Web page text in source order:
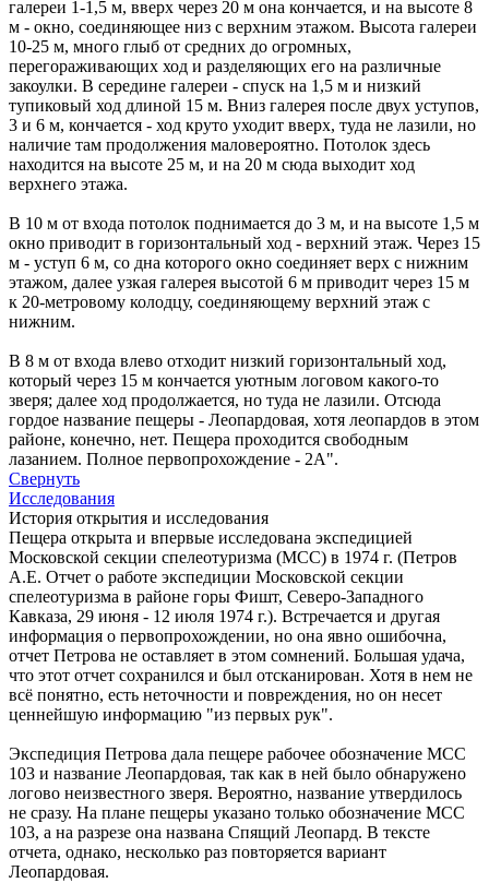
галереи 1-1,5 м, вверх через 20 м она кончается, и на высоте 8
м - окно, соединяющее низ с верхним этажом. Высота галереи
10-25 м, много глыб от средних до огромных,
перегораживающих ход и разделяющих его на различные
закоулки. В середине галереи - спуск на 1,5 м и низкий
тупиковый ход длиной 15 м. Вниз галерея после двух уступов,
3 и 6 м, кончается - ход круто уходит вверх, туда не лазили, но
наличие там продолжения маловероятно. Потолок здесь
находится на высоте 25 м, и на 20 м сюда выходит ход
верхнего этажа.
В 10 м от входа потолок поднимается до 3 м, и на высоте 1,5 м
окно приводит в горизонтальный ход - верхний этаж. Через 15
м - уступ 6 м, со дна которого окно соединяет верх с нижним
этажом, далее узкая галерея высотой 6 м приводит через 15 м
к 20-метровому колодцу, соединяющему верхний этаж с
нижним.
В 8 м от входа влево отходит низкий горизонтальный ход,
который через 15 м кончается уютным логовом какого-то
зверя; далее ход продолжается, но туда не лазили. Отсюда
гордое название пещеры - Леопардовая, хотя леопардов в этом
районе, конечно, нет. Пещера проходится свободным
лазанием. Полное первопрохождение - 2А".
Свернуть
Исследования
История открытия и исследования
Пещера открыта и впервые исследована экспедицией
Московской секции спелеотуризма (МСС) в 1974 г. (Петров
А.Е. Отчет о работе экспедиции Московской секции
спелеотуризма в районе горы Фишт, Северо-Западного
Кавказа, 29 июня - 12 июля 1974 г.). Встречается и другая
информация о первопрохождении, но она явно ошибочна,
отчет Петрова не оставляет в этом сомнений. Большая удача,
что этот отчет сохранился и был отсканирован. Хотя в нем не
всё понятно, есть неточности и повреждения, но он несет
ценнейшую информацию "из первых рук".
Экспедиция Петрова дала пещере рабочее обозначение МСС
103 и название Леопардовая, так как в ней было обнаружено
логово неизвестного зверя. Вероятно, название утвердилось
не сразу. На плане пещеры указано только обозначение МСС
103, а на разрезе она названа Спящий Леопард. В тексте
отчета, однако, несколько раз повторяется вариант
Леопардовая.